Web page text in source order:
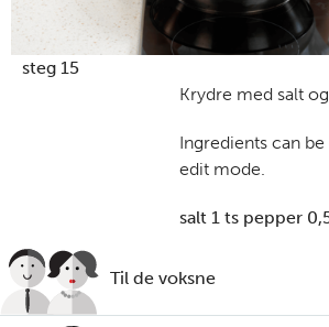
steg 15
Krydre med salt
Ingredients can
edit mode.
salt 1 ts pepper
Til de voksne